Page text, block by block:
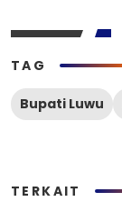
TAG
Bupati Luwu
TERKAIT